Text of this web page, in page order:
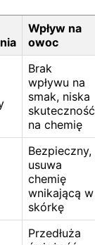
Wpływ na
owoc
Brak
wpływu na
smak, niska
skuteczność
na chemię
Bezpieczny,
usuwa
chemię
wnikającą w
skórkę
Przedłuża